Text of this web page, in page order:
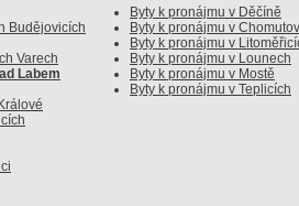
Budějovicích
Varech
Labem
Byty k pronájmu v Děčíně
Byty k pronájmu v
Byty k pronájmu v
Byty k pronájmu v Lounech
Byty k pronájmu v Mostě
Byty k pronájmu v Teplicích